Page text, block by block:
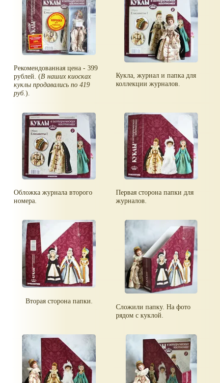
Рекомендованная цена - 399
рублей. (В наших киосках
куклы продавались по 419
руб.).
Кукла, журнал и папка для
коллекции журналов.
Обложка журнала второго
номера.
Первая сторона папки для
журналов.
Вторая сторона папки.
Сложили папку. На фото
рядом с куклой.